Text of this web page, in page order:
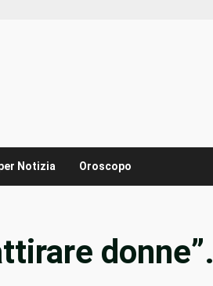
Notizia Oroscopo
donne”.